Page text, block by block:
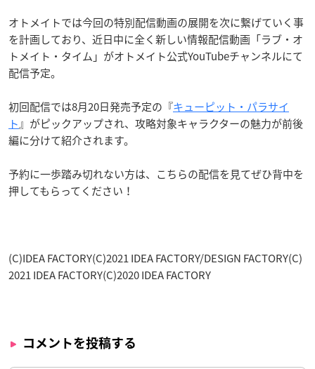
オトメイトでは今回の特別配信動画の展開を次に繋げていく事
を計画しており、近日中に全く新しい情報配信動画「ラブ・オ
トメイト・タイム」がオトメイト公式YouTubeチャンネルにて
配信予定。
初回配信では8月20日発売予定の『キューピット・パラサイ
ト』がピックアップされ、攻略対象キャラクターの魅力が前後
編に分けて紹介されます。
予約に一歩踏み切れない方は、こちらの配信を見てぜひ背中を
押してもらってください！
(C)IDEA FACTORY(C)2021 IDEA FACTORY/DESIGN FACTORY(C)
2021 IDEA FACTORY(C)2020 IDEA FACTORY
コメントを投稿する